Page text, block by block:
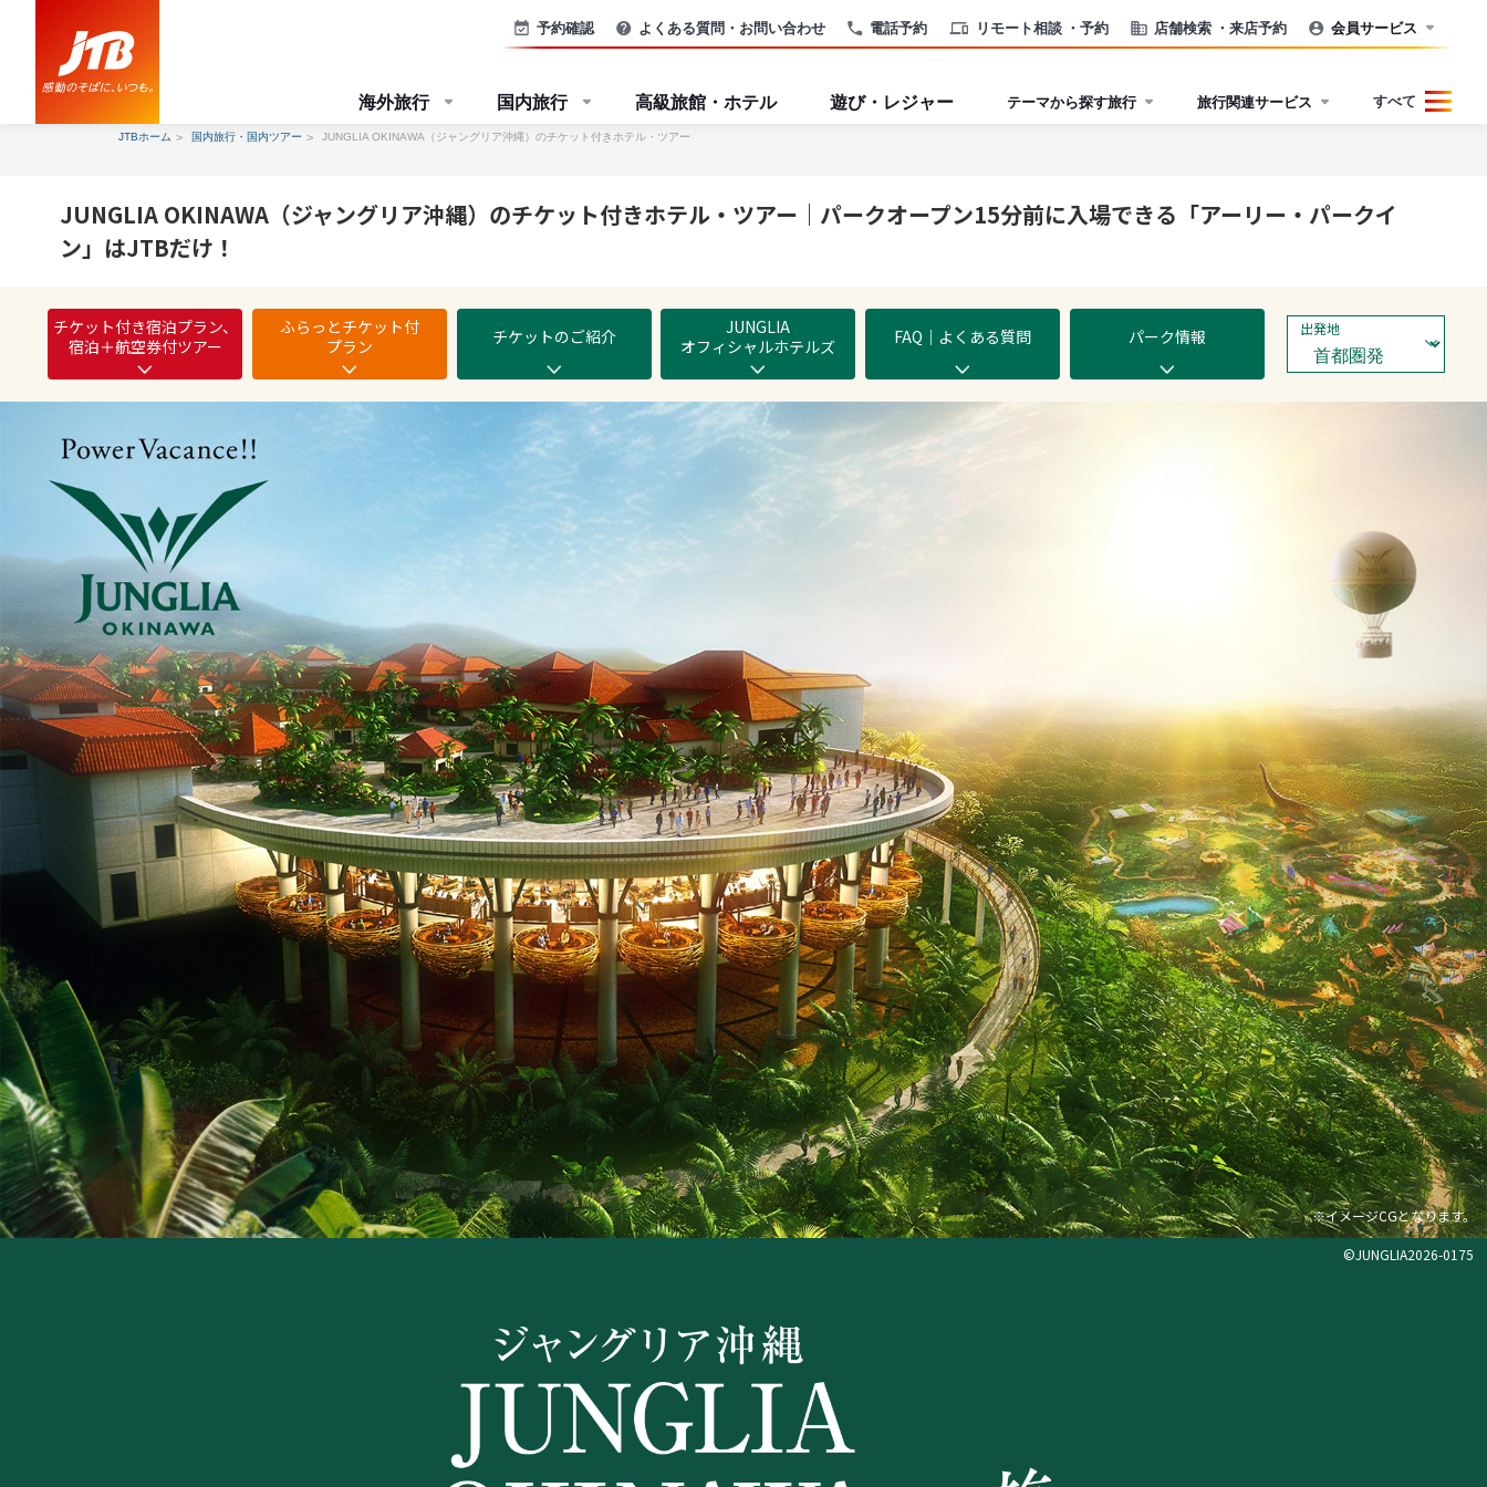
電話予約 リモート相談 ・予約 店舗検索 ・来店予約
予約確認 よくある質問・お問い合わせ 会員サービス
海外旅行 国内旅行 高級旅館・ホテル 遊び・レジャー テーマから探す旅行 旅行関連サービス すべて
JTBホーム 国内旅行・国内ツアー JUNGLIA OKINAWA（ジャングリア沖縄）のチケット付きホテル・ツアー
JUNGLIA OKINAWA（ジャングリア沖縄）のチケット付きホテル・ツアー｜パークオープン15分前に入場できる「アーリー・パークイ
ン」はJTBだけ！
チケット付き宿泊プラン、
宿泊＋航空券付ツアー
ふらっとチケット付
プラン
チケットのご紹介
JUNGLIA
オフィシャルホテルズ FAQ｜ よくある質問 パーク情報 出発地
※イメージCGとなります。
©JUNGLIA2026-0175